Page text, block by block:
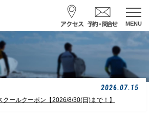
MENU
ール予約・お問合せ
レンタル予約
サーフ ナミイーヨ
32-7314
2026.07.15
ールクーポン【2026/8/30(日)まで！】